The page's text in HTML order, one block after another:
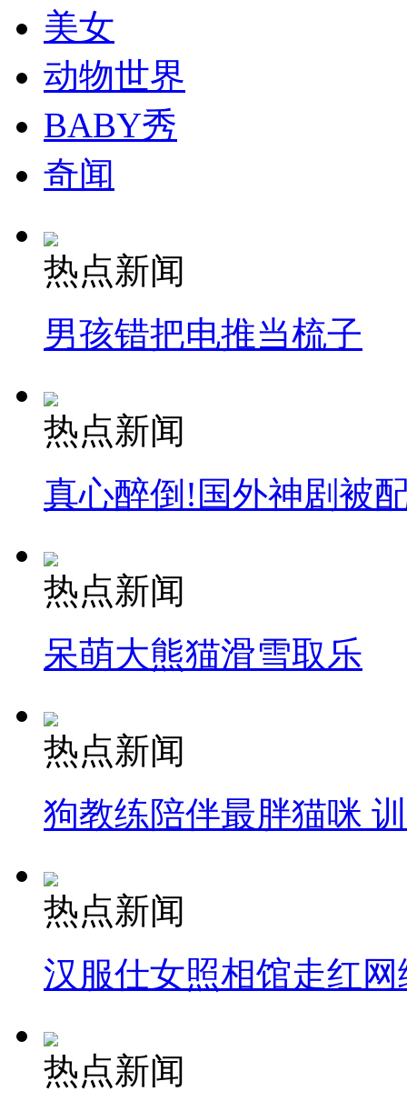
美女
动物世界
BABY秀
奇闻
热点新闻
男孩错把电推当梳子
热点新闻
真心醉倒!国外神剧被
热点新闻
呆萌大熊猫滑雪取乐
热点新闻
狗教练陪伴最胖猫咪
热点新闻
汉服仕女照相馆走红网
热点新闻